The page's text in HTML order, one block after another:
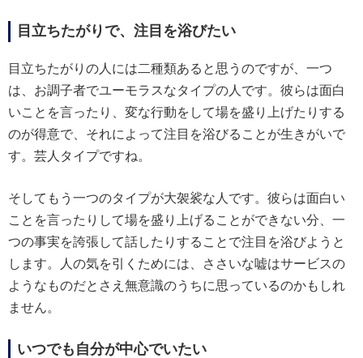
目立ちたがりで、注目を浴びたい
目立ちたがりの人には二種類あると思うのですが、一つ
は、お調子者でユーモラスなタイプの人です。彼らは面白
いことを言ったり、変な行動をして場を盛り上げたりする
のが得意で、それによって注目を浴びることが生きがいで
す。芸人タイプですね。
そしてもう一つのタイプが大袈裟な人です。彼らは面白い
ことを言ったりして場を盛り上げることができない分、一
つの事実を誇張して話したりすることで注目を浴びようと
します。人の気を引くためには、ささいな嘘はサービスの
ようなものだとさえ無意識のうちに思っているのかもしれ
ません。
いつでも自分が中心でいたい